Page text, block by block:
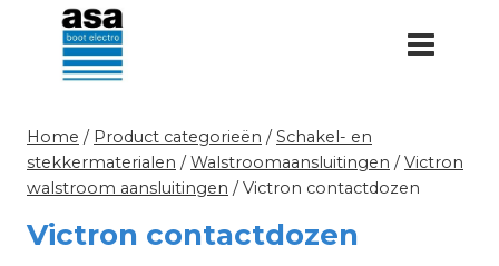
Doorgaan
inhoud
Home / Product categorieën / Schakel- en
stekkermaterialen / Walstroomaansluitingen / Victron
walstroom aansluitingen / Victron contactdozen
Victron contactdozen